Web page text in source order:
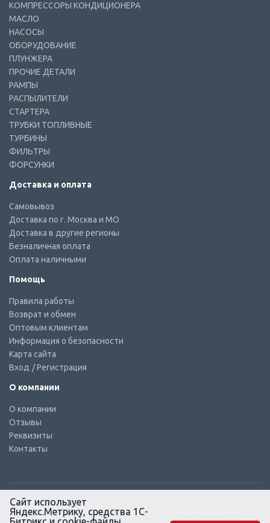
КОМПРЕССОРЫ КОНДИЦИОНЕРА
МАСЛО
НАСОСЫ
ОБОРУДОВАНИЕ
ПЛУНЖЕРА
ПРОЧИЕ ДЕТАЛИ
РАМПЫ
РАСПЫЛИТЕЛИ
СТАРТЕРА
ТРУБКИ ТОПЛИВНЫЕ
ТУРБИНЫ
ФИЛЬТРЫ
ФОРСУНКИ
Доставка и оплата
Самовывоз
Доставка по г. Москва и МО
Доставка в другие регионы
Безналичная оплата
Оплата наличными
Помощь
Правила работы
Возврат и обмен
Оптовым клиентам
Информация о безопасности
Карта сайта
Вход / Регистрация
О компании
О компании
Отзывы
Реквизиты
Контакты
© КТС-Дизель – Комплектующие к топливным системам
Все права защищены, 2003 – 2025
Сайт использует
Яндекс.Метрику, средства 1С-